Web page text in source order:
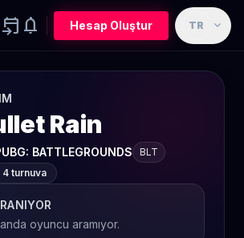
event_upcoming notifications Hesap Oluştur TR expand_more
Rain
BATTLEGROUNDS
BLT
4 turnuva
oyuncu aramıyor.